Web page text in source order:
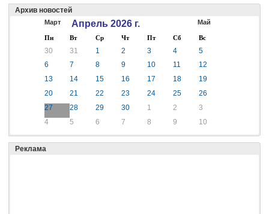
Архив новостей
Март Апрель 2026 г. Май
Пн Вт Ср Чт Пт Сб Вс
30 31 1 2 3 4
5
6
7 8 9 10 11
12
13
14 15 16 17 18
19
20
21 22 23 24 25
26
27
28 29 30 1 2
3
4
5 6 7 8 9 10
Реклама